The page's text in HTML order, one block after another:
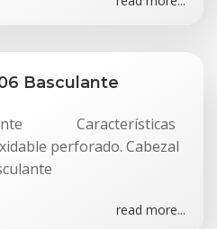
Basculante
Características
perforado. Cabezal
read more...